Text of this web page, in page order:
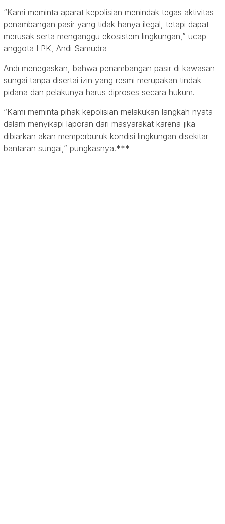
“Kami meminta aparat kepolisian menindak tegas aktivitas
penambangan pasir yang tidak hanya ilegal, tetapi dapat
merusak serta menganggu ekosistem lingkungan,” ucap
anggota LPK, Andi Samudra
Andi menegaskan, bahwa penambangan pasir di kawasan
sungai tanpa disertai izin yang resmi merupakan tindak
pidana dan pelakunya harus diproses secara hukum.
“Kami meminta pihak kepolisian melakukan langkah nyata
dalam menyikapi laporan dari masyarakat karena jika
dibiarkan akan memperburuk kondisi lingkungan disekitar
bantaran sungai,” pungkasnya.***